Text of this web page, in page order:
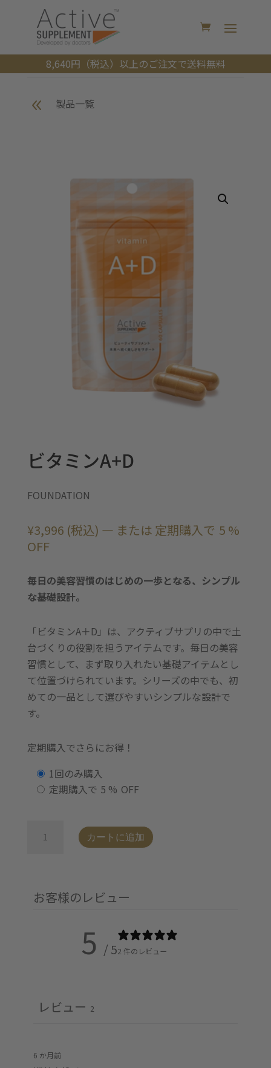
8,640円（税込）以上のご注文で送料無料
8 製品一覧
ビタミンA+D
FOUNDATION
¥3,996 (税込) — または 定期購入で 5 %
OFF
毎日の美容習慣のはじめの一歩となる、シンプル
な基礎設計。
「ビタミンA＋D」は、アクティブサプリの中で土
台づくりの役割を担うアイテムです。毎日の美容
習慣として、まず取り入れたい基礎アイテムとし
て位置づけられています。シリーズの中でも、初
めての一品として選びやすいシンプルな設計で
す。
定期購入でさらにお得！
1回のみ購入
定期購入で 5 % OFF
A+D
カートに追加
お客様のレビュー
5 / 52 件のレビュー
レビュー 2
6 か月前